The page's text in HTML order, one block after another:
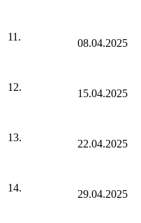
11.
08.04.2025
12.
15.04.2025
13.
22.04.2025
14.
29.04.2025